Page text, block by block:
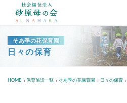
そあ季の花保育園
日々の保育
HOME 保育施設一覧 そあ季の花保育園 日々の保育